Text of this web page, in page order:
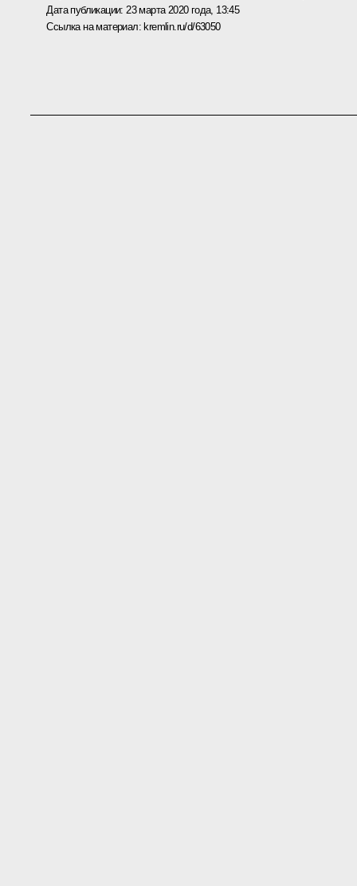
Дата публикации: 23 марта 2020 года, 13:45
Ссылка на материал: kremlin.ru/d/63050